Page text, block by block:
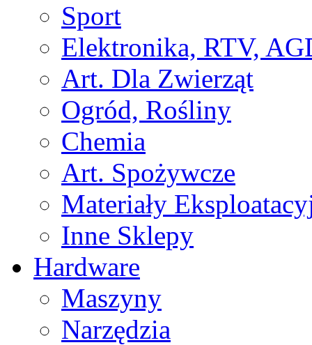
Sport
Elektronika, RTV,
Art. Dla Zwierząt
Ogród, Rośliny
Chemia
Art. Spożywcze
Materiały
Inne Sklepy
Hardware
Maszyny
Narzędzia